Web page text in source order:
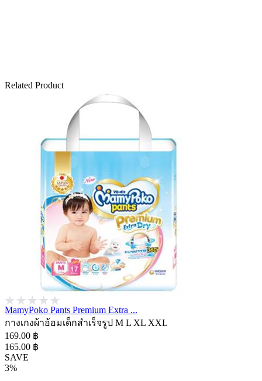
Related Product
MamyPoko Pants Premium Extra ...
กางเกงผ้าอ้อมเด็กสำเร็จรูป M L XL XXL
169.00 ฿
165.00 ฿
SAVE
3%